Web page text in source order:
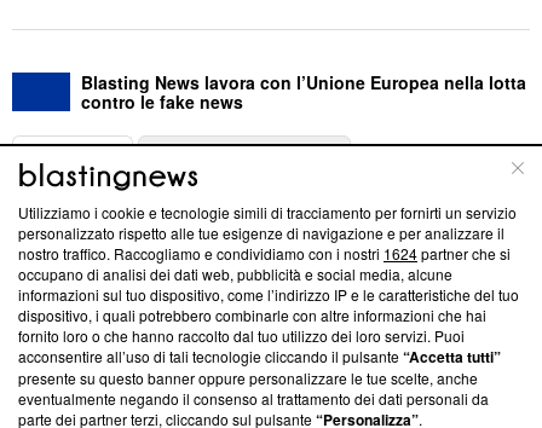
Blasting News lavora con l’Unione Europea nella lotta
contro le fake news
ABOUT
Questa sezione offre informazioni trasparenti su Blasting
News, sui nostri processi editoriali e su come ci impegniamo a
creare news di qualità. Inoltre, afferma la nostra aderenza a
‘Trust Project - News with Integrity’Blasting News non è
ancora membro del programma, ma ha richiesto di farne
parte; Trust Project non ha ancora effettuato una verifica di
conformità agli standard.
Utilizziamo i cookie e tecnologie simili di tracciamento per fornirti un servizio
personalizzato rispetto alle tue esigenze di navigazione e per analizzare il
nostro traffico. Raccogliamo e condividiamo con i nostri 1624partner che si
occupano di analisi dei dati web, pubblicità e social media, alcune
informazioni sul tuo dispositivo, come l’indirizzo IP e le caratteristiche del tuo
dispositivo, i quali potrebbero combinarle con altre informazioni che hai
fornito loro o che hanno raccolto dal tuo utilizzo dei loro servizi. Puoi
acconsentire all’uso di tali tecnologie cliccando il pulsante“Accetta tutti”
presente su questo banner oppure personalizzare le tue scelte, anche
eventualmente negando il consenso al trattamento dei dati personali da
parte dei partner terzi, cliccando sul pulsante“Personalizza”.